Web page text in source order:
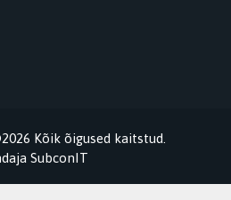
Kõik õigused kaitstud.
SubconIT